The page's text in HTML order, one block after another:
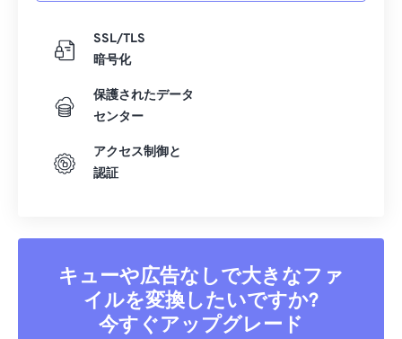
SSL/TLS
暗号化
保護されたデータ
センター
アクセス制御と
認証
キューや広告なしで大きなファ
イルを変換したいですか?
今すぐアップグレード